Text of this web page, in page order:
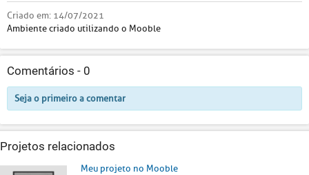
Criado em: 14/07/2021
Ambiente criado utilizando o Mooble
Comentários - 0
Seja o primeiro a comentar
Projetos relacionados
Meu projeto no Mooble